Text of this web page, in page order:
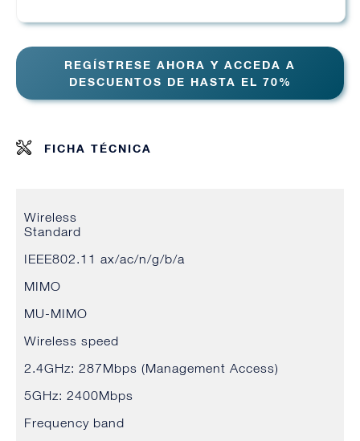
REGÍSTRESE AHORA Y ACCEDA A
DESCUENTOS DE HASTA EL 70%
FICHA TÉCNICA
Wireless
Standard
IEEE802.11 ax/ac/n/g/b/a
MIMO
MU-MIMO
Wireless speed
2.4GHz: 287Mbps (Management Access)
5GHz: 2400Mbps
Frequency band